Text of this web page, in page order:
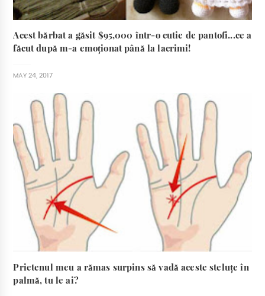
Acest bărbat a găsit $95,000 într-o cutie de pantofi...ce a
făcut după m-a emoționat până la lacrimi!
MAY 24, 2017
Prietenul meu a rămas surpins să vadă aceste steluțe în
palmă, tu le ai?